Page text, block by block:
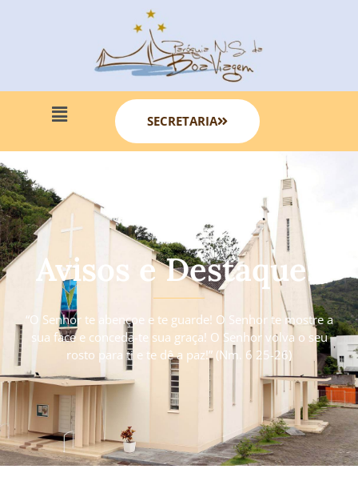
SECRETARIA
Avisos e Destaques
“O Senhor te abençoe e te guarde! O Senhor te mostre a
sua face e conceda-te sua graça! O Senhor volva o seu
rosto para ti e te dê a paz!” (Nm. 6 25-26)